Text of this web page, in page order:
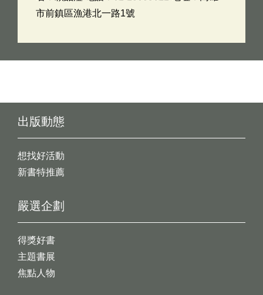
市前鎮區漁港北一路1號
出版動態
想找好活動
新書特推薦
嚴選企劃
得獎好書
主題書展
焦點人物